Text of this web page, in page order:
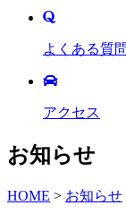
よくある質問
アクセス
お知らせ
HOME > お知らせ